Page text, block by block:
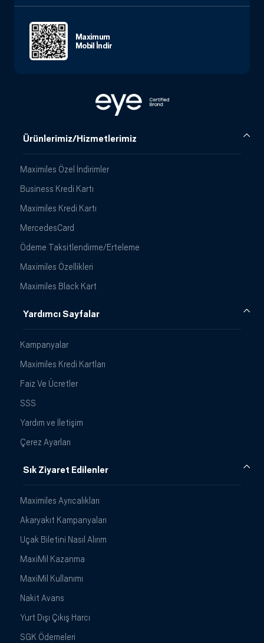
Ürünlerimiz/Hizmetlerimiz
Maximiles Özel İndirimler
Business Kredi Kartı
Maximiles Kredi Kartı
MercedesCard
Ödeme Taksitlendirme/Erteleme
Maximiles Özellikleri
Maximiles Black Kart
Yardımcı Sayfalar
Kampanyalar
Maximiles Kredi Kartları
Faiz Ve Ücretler
SSS
Yardım ve İletişim
Çerez Ayarları
Sık Ziyaret Edilenler
Maximiles Ayrıcalıkları
Akaryakıt Kampanyaları
Uçak Biletini Nasıl Alırım
MaxiMil Kazanma
MaxiMil Kullanımı
Nakit Avans
Yurt Dışı Çıkış Harcı
SGK Ödemeleri
Maximum
Mobil İndir